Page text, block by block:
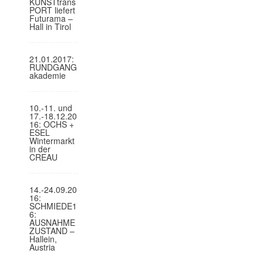
PORT liefert
Futurama –
Hall in Tirol
21.01.2017:
RUNDGANG
akademie
10.-11. und
17.-18.12.20
16: OCHS +
ESEL
Wintermarkt
in der
CREAU
14.-24.09.20
16:
SCHMIEDE1
6:
AUSNAHME
ZUSTAND –
Hallein,
Austria